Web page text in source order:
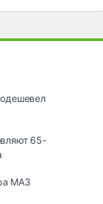
65-
МАЗ